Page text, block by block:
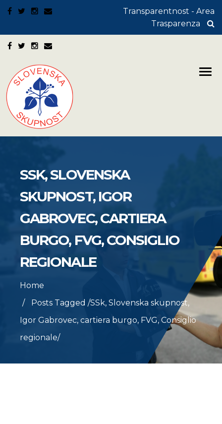
Transparentnost - Area
Trasparenza
SSK, SLOVENSKA
SKUPNOST, IGOR
GABROVEC, CARTIERA
BURGO, FVG, CONSIGLIO
REGIONALE
Home
Posts Tagged /SSk, Slovenska skupnost,
Igor Gabrovec, cartiera burgo, FVG, Consiglio
regionale/